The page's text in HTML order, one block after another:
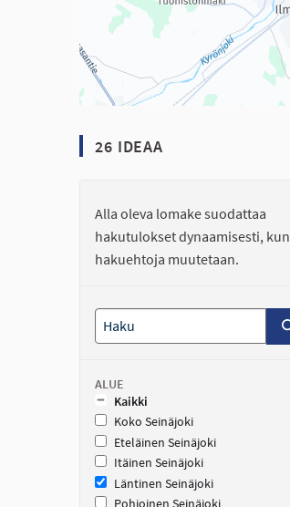
26 IDEAA
Alla oleva lomake suodattaa
hakutulokset dynaamisesti, kun
hakuehtoja muutetaan.
ALUE
Kaikki
Koko Seinäjoki
Eteläinen Seinäjoki
Itäinen Seinäjoki
Läntinen Seinäjoki
Pohjoinen Seinäjoki